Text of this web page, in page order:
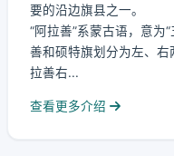
要的沿边旗县之一。
“阿拉善”系蒙古语，意为
善和硕特旗划分为左、右
拉善右...
查看更多介绍